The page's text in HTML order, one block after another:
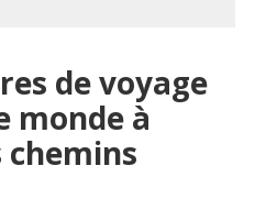
de voyage
monde à